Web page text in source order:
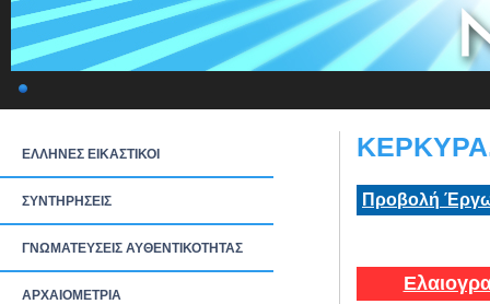
ΕΛΛΗΝΕΣ ΕΙΚΑΣΤΙΚΟΙ
ΣΥΝΤΗΡΗΣΕΙΣ
ΓΝΩΜΑΤΕΥΣΕΙΣ ΑΥΘΕΝΤΙΚΟΤΗΤΑΣ
ΑΡΧΑΙΟΜΕΤΡΙΑ
Προβολή